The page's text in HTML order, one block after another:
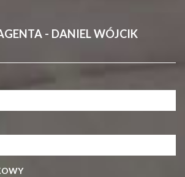
- DANIEL WÓJCIK